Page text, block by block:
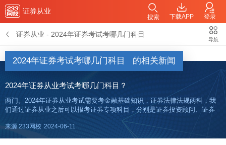
证券从业
下载APP 登录
搜索
证券从业 - 2024年证券考试考哪几门科目
导航
2024年证券考试考哪几门科目 的相关新闻
2024年证券从业考试考哪几门科目？
两门。2024年证券从业考试需要考金融基础知识，证券法律法规两科，我
们通过证券从业之后可以报考证券专项科目，分别是证券投资顾问、证券
分析师、保荐代表人三个科目。证券一般业务水平评价测试科目一般业务
水平评价测试设置两科，必考。考试科目分别是《金融市场基础知识》和
来源 233网校 2024-06-11